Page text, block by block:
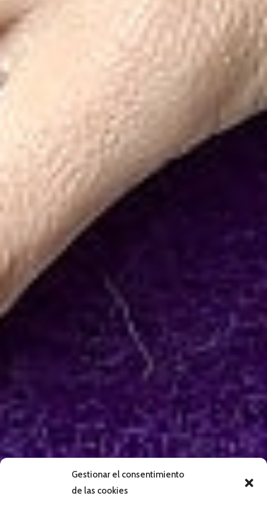
Gestionar el consentimiento
de las cookies